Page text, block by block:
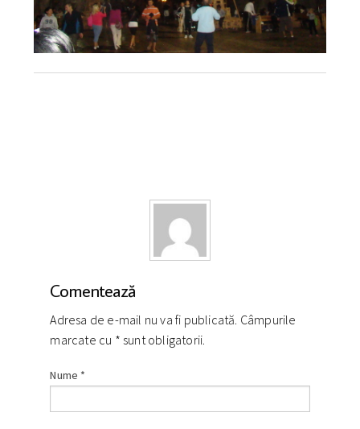
Comentează
Adresa de e-mail nu va fi publicată. Câmpurile
marcate cu * sunt obligatorii.
Nume *